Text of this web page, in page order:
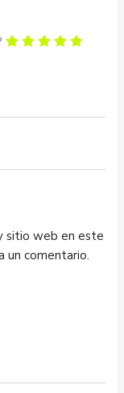
sitio web en este
un comentario.